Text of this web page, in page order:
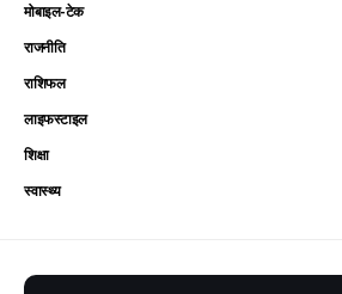
मोबाइल-टेक
राजनीति
राशिफल
लाइफस्टाइल
शिक्षा
स्वास्थ्य